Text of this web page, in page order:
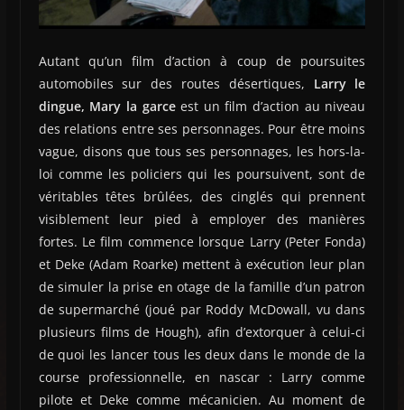
Autant qu’un film d’action à coup de poursuites
automobiles sur des routes désertiques, Larry le
dingue, Mary la garceest un film d’action au niveau
des relations entre ses personnages. Pour être moins
vague, disons que tous ses personnages, les hors-la-
loi comme les policiers qui les poursuivent, sont de
véritables têtes brûlées, des cinglés qui prennent
visiblement leur pied à employer des manières
fortes. Le film commence lorsque Larry (Peter Fonda)
et Deke (Adam Roarke) mettent à exécution leur plan
de simuler la prise en otage de la famille d’un patron
de supermarché (joué par Roddy McDowall, vu dans
plusieurs films de Hough), afin d’extorquer à celui-ci
de quoi les lancer tous les deux dans le monde de la
course professionnelle, en nascar : Larry comme
pilote et Deke comme mécanicien. Au moment de